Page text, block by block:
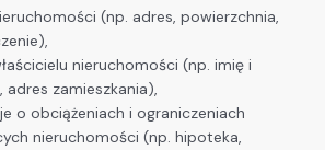
(np. adres, powierzchnia,
nieruchomości (np. imię i
adres zamieszkania),
o obciążeniach i ograniczeniach
nieruchomości (np. hipoteka,